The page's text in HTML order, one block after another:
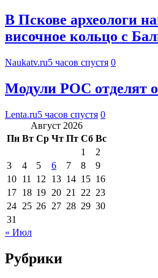
В Пскове археологи
височное кольцо с
Naukatv.ru5 часов спустя 0
Модули РОС отделят
Lenta.ru5 часов спустя 0
Август 2026
Пн Вт Ср Чт Пт Сб Вс
1
2
3
4 5 6 7 8
9
10 11 12 13 14 15 16
17 18 19 20 21 22 23
24 25 26 27 28 29 30
31
« Июл
Рубрики